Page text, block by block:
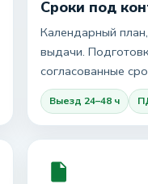
Сроки под
Календарный
выдачи.
согласованные
Выезд 24–48 ч